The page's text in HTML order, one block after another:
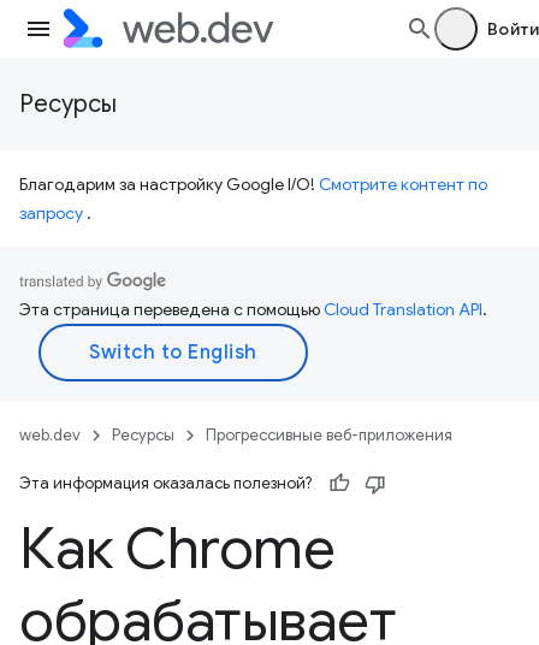
Войти
Ресурсы
Благодарим за настройку Google I/O! Смотрите контент по
запросу .
Эта страница переведена с помощьюCloud Translation API.
web.dev Ресурсы Прогрессивные веб-приложения
Эта информация оказалась полезной?
Как Chrome
обрабатывает